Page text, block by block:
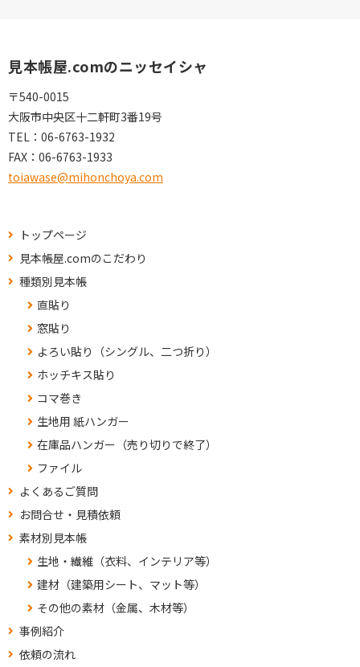
見本帳屋.comのニッセイシャ
〒540-0015
大阪市中央区十二軒町3番19号
TEL： 06-6763-1932
FAX： 06-6763-1933
toiawase@mihonchoya.com
トップページ
見本帳屋.comのこだわり
種類別見本帳
直貼り
窓貼り
よろい貼り（シングル、二つ折り）
ホッチキス貼り
コマ巻き
生地用 紙ハンガー
在庫品ハンガー（売り切りで終了）
ファイル
よくあるご質問
お問合せ・見積依頼
素材別見本帳
生地・繊維（衣料、インテリア等）
建材（建築用シート、マット等）
その他の素材（金属、木材等）
事例紹介
依頼の流れ